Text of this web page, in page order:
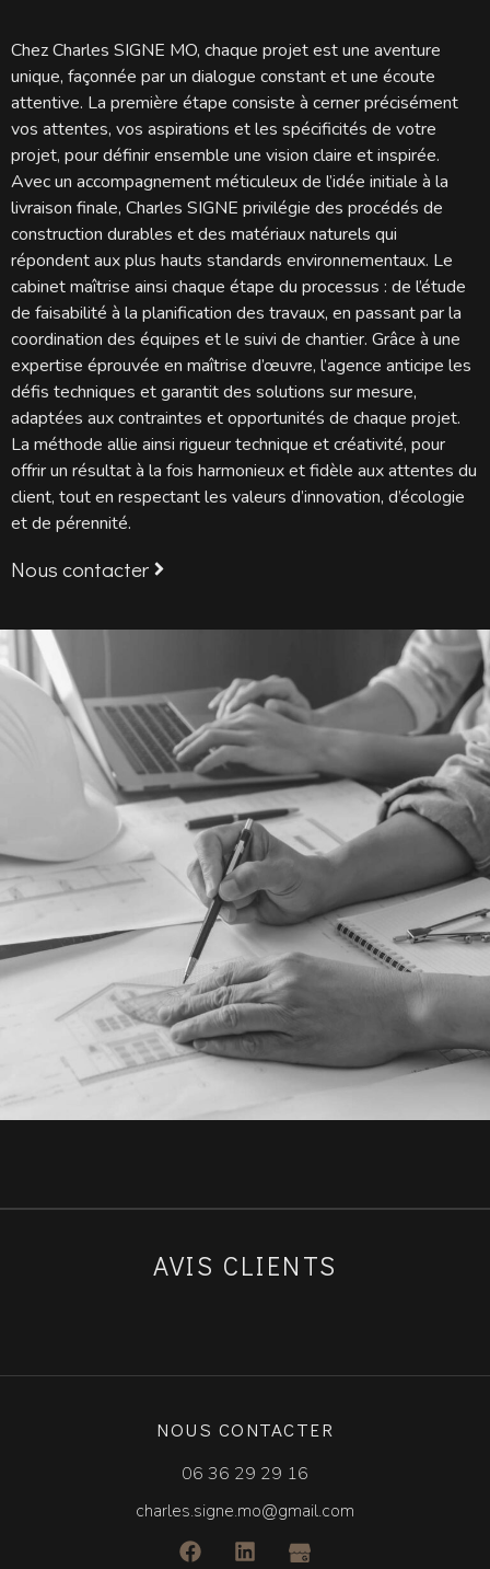
Chez Charles SIGNE MO, chaque projet est une aventure
unique, façonnée par un dialogue constant et une écoute
attentive. La première étape consiste à cerner précisément
vos attentes, vos aspirations et les spécificités de votre
projet, pour définir ensemble une vision claire et inspirée.
Avec un accompagnement méticuleux de l’idée initiale à la
livraison finale, Charles SIGNE privilégie des procédés de
construction durables et des matériaux naturels qui
répondent aux plus hauts standards environnementaux. Le
cabinet maîtrise ainsi chaque étape du processus : de l’étude
de faisabilité à la planification des travaux, en passant par la
coordination des équipes et le suivi de chantier. Grâce à une
expertise éprouvée en maîtrise d’œuvre, l’agence anticipe les
défis techniques et garantit des solutions sur mesure,
adaptées aux contraintes et opportunités de chaque projet.
La méthode allie ainsi rigueur technique et créativité, pour
offrir un résultat à la fois harmonieux et fidèle aux attentes du
client, tout en respectant les valeurs d’innovation, d’écologie
et de pérennité.
Nous contacter
AVIS CLIENTS
NOUS CONTACTER
06 36 29 29 16
charles.signe.mo@gmail.com